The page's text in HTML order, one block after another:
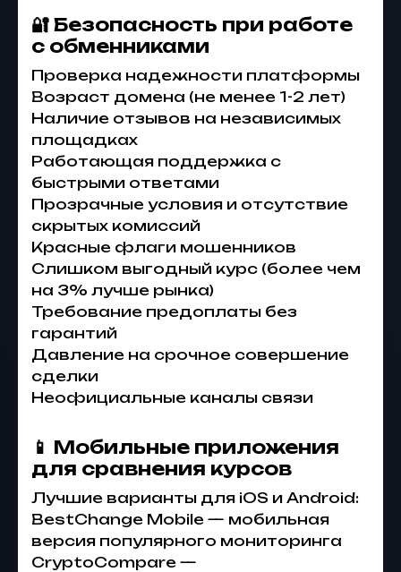
🔐 Безопасность при работе
с обменниками
Проверка надежности платформы
Возраст домена (не менее 1-2 лет)
Наличие отзывов на независимых
площадках
Работающая поддержка с
быстрыми ответами
Прозрачные условия и отсутствие
скрытых комиссий
Красные флаги мошенников
Слишком выгодный курс (более чем
на 3% лучше рынка)
Требование предоплаты без
гарантий
Давление на срочное совершение
сделки
Неофициальные каналы связи
📱 Мобильные приложения
для сравнения курсов
Лучшие варианты для iOS и Android:
BestChange Mobile — мобильная
версия популярного мониторинга
CryptoCompare —